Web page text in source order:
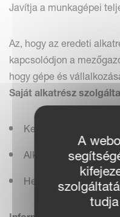
Javítja a munkagépei
Az, hogy az eredeti
kapcsolódjon a
hogy gépe és
Saját alkatrész
Kezelési utasítások
Alkatrész katalógusok
Helyi alkatrész- és
A